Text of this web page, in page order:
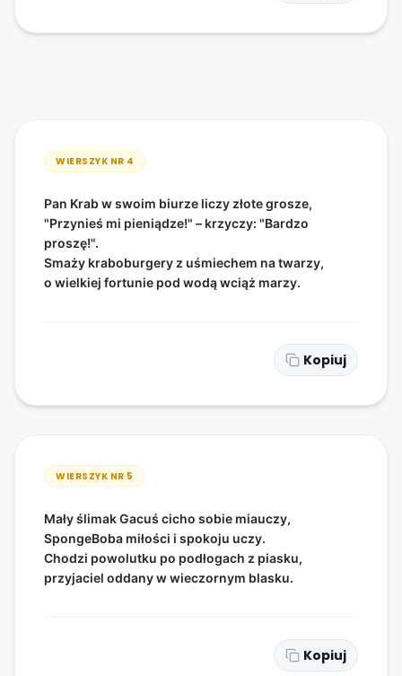
WIERSZYK NR 4
Pan Krab w swoim biurze liczy złote grosze,
"Przynieś mi pieniądze!" – krzyczy: "Bardzo
proszę!".
Smaży kraboburgery z uśmiechem na twarzy,
o wielkiej fortunie pod wodą wciąż marzy.
Kopiuj
WIERSZYK NR 5
Mały ślimak Gacuś cicho sobie miauczy,
SpongeBoba miłości i spokoju uczy.
Chodzi powolutku po podłogach z piasku,
przyjaciel oddany w wieczornym blasku.
Kopiuj